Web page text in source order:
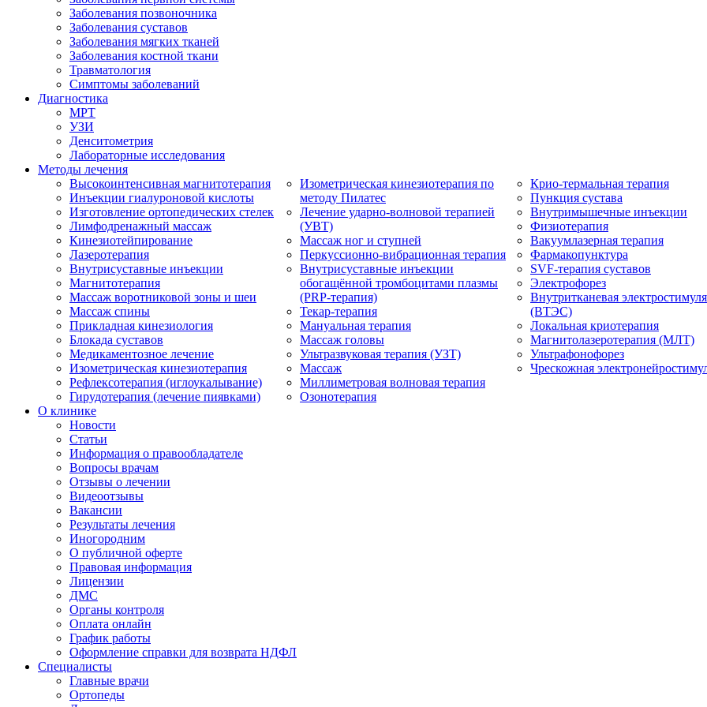
Заболевания позвоночника
Заболевания суставов
Заболевания мягких тканей
Заболевания костной ткани
Травматология
Симптомы заболеваний
Диагностика
МРТ
УЗИ
Денситометрия
Лабораторные исследования
Методы лечения
Высокоинтенсивная магнитотерапия
Инъекции гиалуроновой кислоты
Изготовление ортопедических стелек
Лимфодренажный массаж
Кинезиотейпирование
Лазеротерапия
Внутрисуставные инъекции
Магнитотерапия
Массаж воротниковой зоны и шеи
Массаж спины
Прикладная кинезиология
Блокада суставов
Медикаментозное лечение
Изометрическая кинезиотерапия
Рефлексотерапия (иглоукалывание)
Гирудотерапия (лечение пиявками)
Изометрическая кинезиотерапия по
методу Пилатес
Лечение ударно-волновой терапией
(УВТ)
Массаж ног и ступней
Перкуссионно-вибрационная терапия
Внутрисуставные инъекции
обогащённой тромбоцитами плазмы
(PRP-терапия)
Текар-терапия
Мануальная терапия
Массаж головы
Ультразвуковая терапия (УЗТ)
Массаж
Миллиметровая волновая терапия
Озонотерапия
Крио-термальная терапия
Пункция сустава
Внутримышечные инъекции
Физиотерапия
Вакуумлазерная терапия
Фармакопунктура
SVF-терапия суставов
Электрофорез
Внутритканевая
(ВТЭС)
Локальная криотерапия
Магнитолазеротерапия (МЛТ)
Ультрафонофорез
Чрескожная
О клинике
Новости
Статьи
Информация о правообладателе
Вопросы врачам
Отзывы о лечении
Видеоотзывы
Вакансии
Результаты лечения
Иногородним
О публичной оферте
Правовая информация
Лицензии
ДМС
Органы контроля
Оплата онлайн
График работы
Оформление справки для возврата НДФЛ
Специалисты
Главные врачи
Ортопеды